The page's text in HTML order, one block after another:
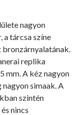
nagyon
a tárcsa színe
bronzárnyalatának.
replika
mm. A kéz nagyon
simaak. A
szintén
nincs